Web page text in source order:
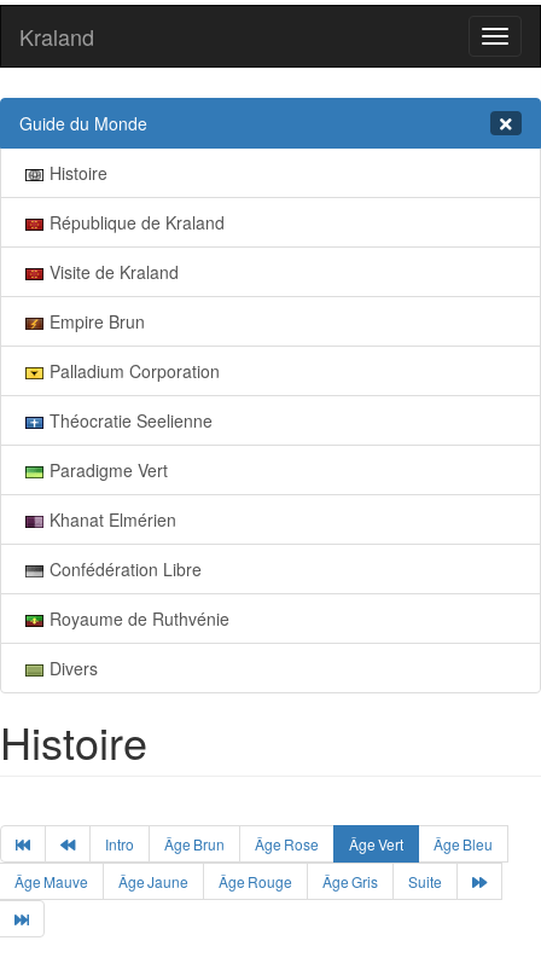
Kraland
Guide du Monde
Histoire
République de Kraland
Visite de Kraland
Empire Brun
Palladium Corporation
Théocratie Seelienne
Paradigme Vert
Khanat Elmérien
Confédération Libre
Royaume de Ruthvénie
Divers
Histoire
Intro Âge Brun Âge Rose Âge Vert
Âge Bleu
Âge Mauve
Âge Jaune Âge Rouge Âge Gris Suite